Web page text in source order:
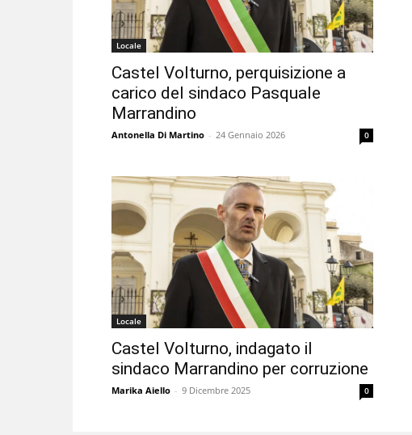
Locale
Castel Volturno, perquisizione a
carico del sindaco Pasquale
Marrandino
Antonella Di Martino - 24 Gennaio 2026 0
Locale
Castel Volturno, indagato il
sindaco Marrandino per corruzione
Marika Aiello - 9 Dicembre 2025 0